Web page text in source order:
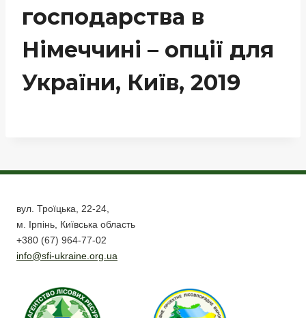
господарства в
Німеччині – опції для
України, Київ, 2019
вул. Троїцька, 22-24,
м. Ірпінь, Київська область
+380 (67) 964-77-02
info@sfi-ukraine.org.ua